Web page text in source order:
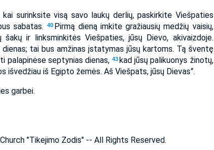
surinksite visą savo laukų derlių, paskirkite Viešpaties
sabatas.
40 Pirmą dieną imkite gražiausių medžių vaisių,
ir linksminkitės Viešpaties, jūsų Dievo, akivaizdoje.
tai bus amžinas įstatymas jūsų kartoms. Tą šventę
palapinėse septynias dienas, 43kad jūsų palikuonys žinotų,
išvedžiau iš Egipto žemės. Aš Viešpats, jūsų Dievas”.
garbei.
"Tikejimo Zodis" -- All Rights Reserved.